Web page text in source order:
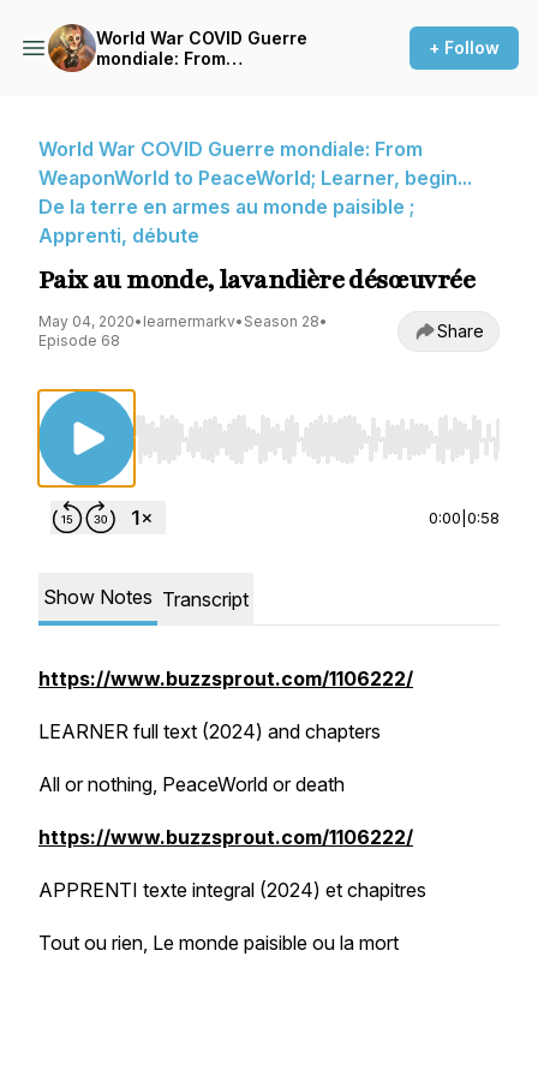
World War COVID Guerre
mondiale: From
monde paisible ; Apprenti,
débute
+ Follow
World War COVID Guerre mondiale: From
WeaponWorld to PeaceWorld; Learner, begin...
De la terre en armes au monde paisible ;
Apprenti, débute
Paix au monde, lavandière désœuvrée
May 04, 2020• learnermarkv• Season 28•
Episode 68
Share
Use Left/Right to seek, Home/End to jump
0:00 0:58
Show Notes Transcript
https://www.buzzsprout.com/1106222/
LEARNER full text (2024) and chapters
All or nothing, PeaceWorld or death
https://www.buzzsprout.com/1106222/
APPRENTI texte integral (2024) et chapitres
Tout ou rien, Le monde paisible ou la mort